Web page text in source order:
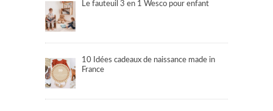
Le fauteuil 3 en 1 Wesco pour enfant
10 Idées cadeaux de naissance made in
France